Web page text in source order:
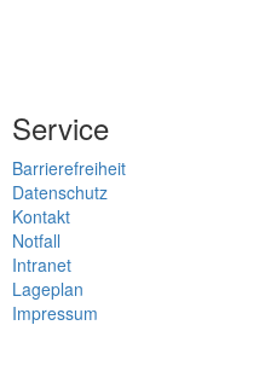
Service
Barrierefreiheit
Datenschutz
Kontakt
Notfall
Intranet
Lageplan
Impressum